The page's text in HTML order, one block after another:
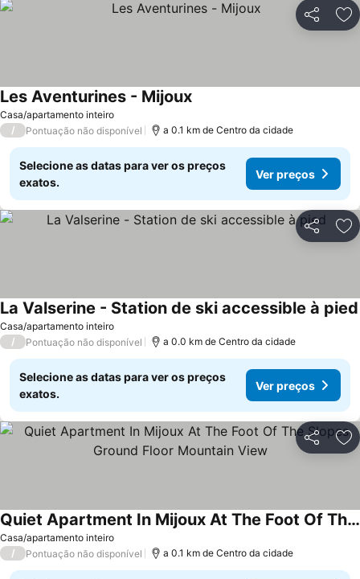
Partilhar
Casa/apartamento inteiro
Les Aventurines - Mijoux
/ Pontuação não disponível a 0.1 km de Centro da cidade
Selecione as datas para ver os preços
exatos.
Ver preços
Partilhar
Casa/apartamento inteiro
La Valserine - Station de ski accessible à pied
/ Pontuação não disponível a 0.0 km de Centro da cidade
Selecione as datas para ver os preços
exatos.
Ver preços
Partilhar
Casa/apartamento inteiro
Quiet Apartment In Mijoux At The Foot Of The Slopes Ground Floor Mountain View
/ Pontuação não disponível a 0.1 km de Centro da cidade